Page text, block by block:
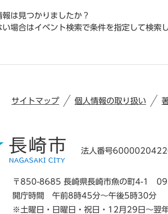
報は見つかりましたか？
い場合はイベント検索で条件を指定して検索
サイトマップ 個人情報の取り扱い
法人番号
〒850-8685 長崎県長崎市魚の町4-1
開庁時間 午前8時45分～午後5時30分
※土曜日・日曜日・祝日・12月29日～翌